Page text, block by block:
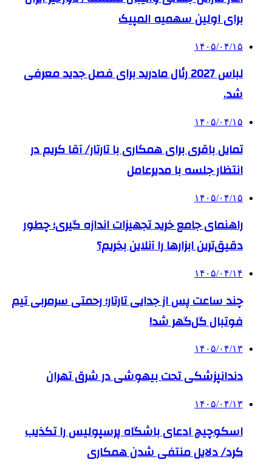
برای اولین سهمیه المپیک
۱۴۰۵/۰۴/۱۵
لباس 2027 رئال مادرید برای فصل جدید معرفی
شد.
۱۴۰۵/۰۴/۱۵
تمایل باقری برای همکاری با تارتار/ آقا کریم در
انتظار جلسه با مدیرعامل
۱۴۰۵/۰۴/۱۵
راهنمای جامع خرید تجهیزات اندازه گیری؛ چطور
دقیق‌ترین ابزارها را آنلاین بخریم؟
۱۴۰۵/۰۴/۱۴
چند ساعت پس از جدایی تارتار؛ رحمتی سرمربی تیم
فوتبال گل‌گهر شد!
۱۴۰۵/۰۴/۱۳
دندانپزشکی تحت بیهوشی در شرق تهران
۱۴۰۵/۰۴/۱۳
اسکوچیچ ادعای باشگاه پرسپولیس را تکذیب
کرد/ دلایل منتفی شدن همکاری